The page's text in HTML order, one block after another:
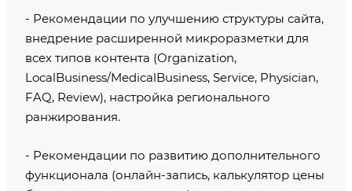
- Рекомендации по улучшению структуры сайта,
внедрение расширенной микроразметки для
всех типов контента (Organization,
LocalBusiness/MedicalBusiness, Service, Physician,
FAQ, Review), настройка регионального
ранжирования.
- Рекомендации по развитию дополнительного
функционала (онлайн-запись, калькулятор цены